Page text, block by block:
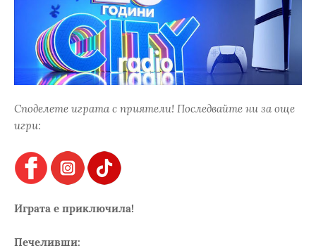
Споделете играта с приятели! Последвайте ни за още
игри:
Играта е приключила!
Печеливши: